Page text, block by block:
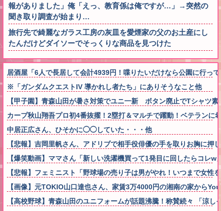
報がありました」俺「えっ、教育係は俺ですが…」→突然の
聞き取り調査が始まり…
旅行先で綺麗なガラス工房の灰皿を愛煙家の父のお土産にし
たんだけどダイソーでそっくりな商品を見つけた
居酒屋「6人で長居して会計4939円！喋りたいだけなら公園に行っ
※「ガンダムクエストIV 導かれし者たち」にありそうなこと他
【甲子園】青森山田が暑さ対策でユニ一新 ボタン廃止でTシャツ
カープ秋山翔吾プロ初4番抜擢！2塁打＆マルチで躍動！ベテランに
中居正広さん、ひそかに◯◯していた・・・他
【悲報】吉岡里帆さん、アドリブで相手役俳優の手を取りお胸に押
【爆笑動画】ママさん「新しい洗濯機買って1発目に回したらコ
【悲報】フェミニスト「野球場の売り子は男がやれ！いつまで女性
【画像】元TOKIO山口達也さん、家賃3万4000円の湘南の家から
【高校野球】青森山田のユニフォームが話題沸騰！称賛続々 「涼